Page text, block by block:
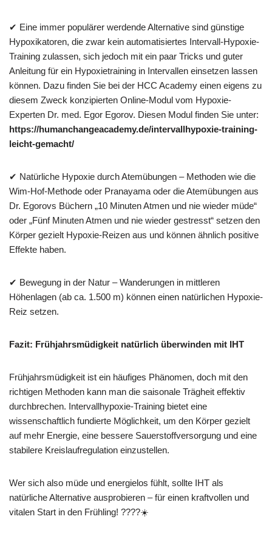
✔ Eine immer populärer werdende Alternative sind günstige
Hypoxikatoren, die zwar kein automatisiertes Intervall-Hypoxie-
Training zulassen, sich jedoch mit ein paar Tricks und guter
Anleitung für ein Hypoxietraining in Intervallen einsetzen lassen
können. Dazu finden Sie bei der HCC Academy einen eigens zu
diesem Zweck konzipierten Online-Modul vom Hypoxie-
Experten Dr. med. Egor Egorov. Diesen Modul finden Sie unter:
https://humanchangeacademy.de/intervallhypoxie-training-
leicht-gemacht/
✔ Natürliche Hypoxie durch Atemübungen – Methoden wie die
Wim-Hof-Methode oder Pranayama oder die Atemübungen aus
Dr. Egorovs Büchern „10 Minuten Atmen und nie wieder müde“
oder „Fünf Minuten Atmen und nie wieder gestresst“ setzen den
Körper gezielt Hypoxie-Reizen aus und können ähnlich positive
Effekte haben.
✔ Bewegung in der Natur – Wanderungen in mittleren
Höhenlagen (ab ca. 1.500 m) können einen natürlichen Hypoxie-
Reiz setzen.
Fazit: Frühjahrsmüdigkeit natürlich überwinden mit IHT
Frühjahrsmüdigkeit ist ein häufiges Phänomen, doch mit den
richtigen Methoden kann man die saisonale Trägheit effektiv
durchbrechen. Intervallhypoxie-Training bietet eine
wissenschaftlich fundierte Möglichkeit, um den Körper gezielt
auf mehr Energie, eine bessere Sauerstoffversorgung und eine
stabilere Kreislaufregulation einzustellen.
Wer sich also müde und energielos fühlt, sollte IHT als
natürliche Alternative ausprobieren – für einen kraftvollen und
vitalen Start in den Frühling! ????☀️